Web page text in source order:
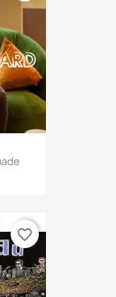
favorite_border